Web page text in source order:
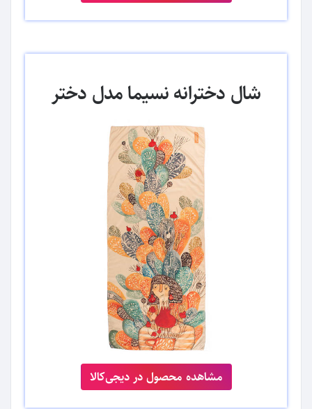
شال دخترانه نسیما مدل دختر
مشاهده محصول در دیجی‌کالا